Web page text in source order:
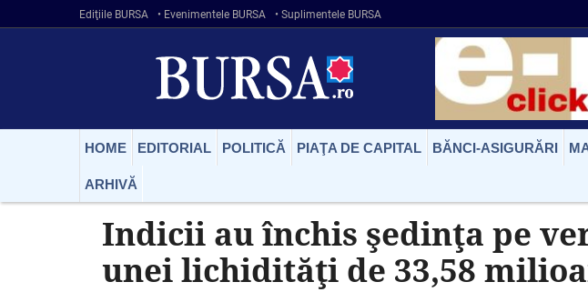
Ediţiile BURSA • Evenimentele BURSA • Suplimentele BURSA
HOME EDITORIAL POLITICĂ PIAŢA DE CAPITAL BĂNCI-ASIGURĂRI
ARHIVĂ
Indicii au închis şedinţa pe
unei lichidităţi de 33,58